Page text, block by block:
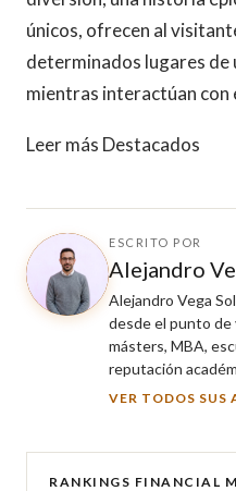
únicos, ofrecen al
determinados lugares
mientras interactúan con
Leer más Destacados
ESCRITO POR
Alejandro
Alejandro Vega
desde el punto de
másters, MBA,
reputación
VER TODOS SUS
RANKINGS FINANCIAL